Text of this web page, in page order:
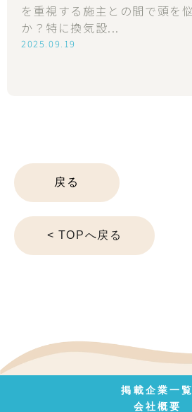
戻る
< TOPへ戻る
掲載企業一覧
会社概要